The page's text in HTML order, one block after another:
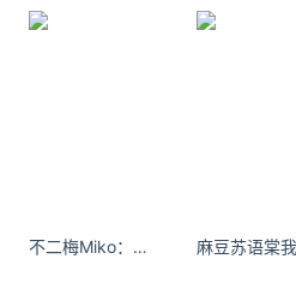
https://huangjin.ijiandao.com/
不二梅Miko：各种颜色的傣服都好美